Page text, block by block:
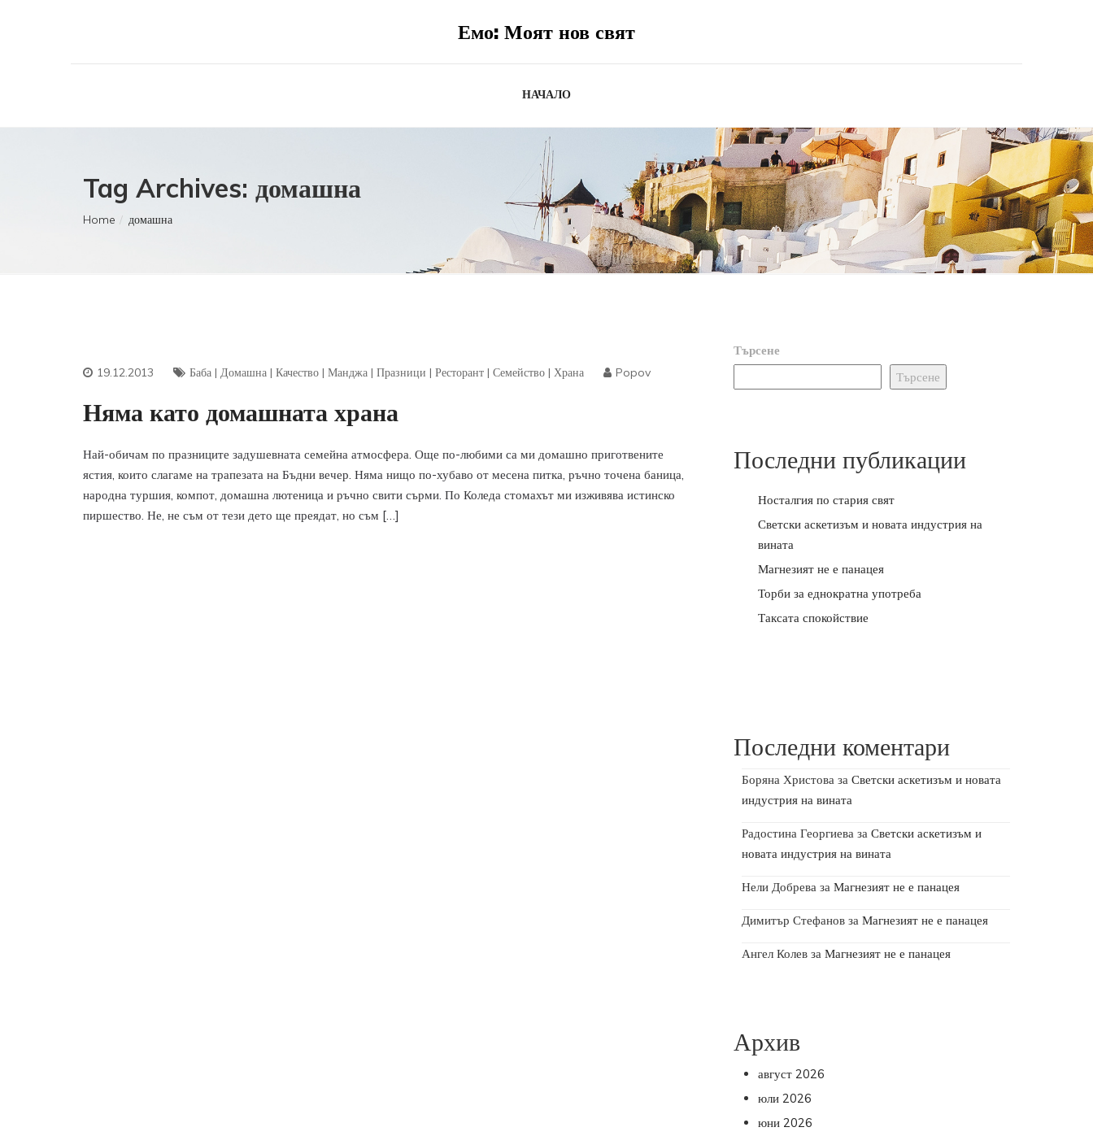
Емо: Моят нов свят
НАЧАЛО
Tag Archives: домашна
Home домашна
19.12.2013 Баба | Домашна | Качество | Манджа | Празници | Ресторант | Семейство | Храна Popov
Няма като домашната храна
Най-обичам по празниците задушевната семейна атмосфера. Още по-любими са ми домашно приготвените
ястия, които слагаме на трапезата на Бъдни вечер. Няма нищо по-хубаво от месена питка, ръчно точена баница,
народна туршия, компот, домашна лютеница и ръчно свити сърми. По Коледа стомахът ми изживява истинско
пиршество. Не, не съм от тези дето ще преядат, но съм […]
Търсене
Търсене
Последни публикации
Носталгия по стария свят
Светски аскетизъм и новата индустрия на
вината
Магнезият не е панацея
Торби за еднократна употреба
Таксата спокойствие
Последни коментари
Боряна Христова за Светски аскетизъм и новата
индустрия на вината
Радостина Георгиева за Светски аскетизъм и
новата индустрия на вината
Нели Добрева за Магнезият не е панацея
Димитър Стефанов за Магнезият не е панацея
Ангел Колев за Магнезият не е панацея
Архив
август 2026
юли 2026
юни 2026